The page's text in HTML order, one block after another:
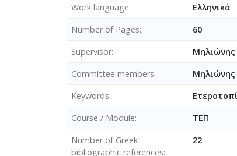
Work language
Ελληνικά
Number of Pages
60
Supervisor
Committee members
Keywords
Course / Module
ΤΕΠ
Number of Greek
bibliographic references
22